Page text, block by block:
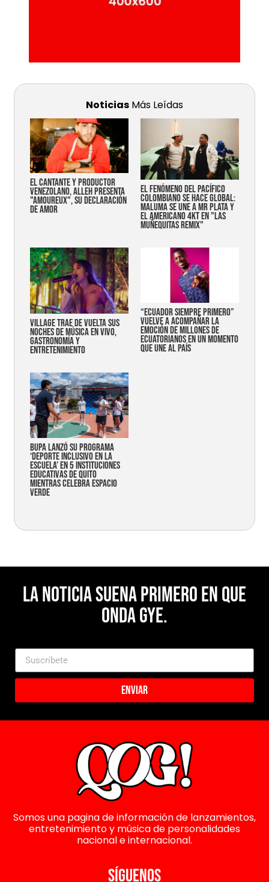
Noticias Más Leídas
EL CANTANTE Y PRODUCTOR
VENEZOLANO, ALLEH PRESENTA
"AMOUREUX", SU DECLARACIÓN
DE AMOR
EL FENÓMENO DEL PACÍFICO
COLOMBIANO SE HACE GLOBAL:
MALUMA SE UNE A MR PLATA Y
EL AMERICANO 4KT EN "LAS
MUÑEQUITAS REMIX"
Village trae de vuelta sus
noches de música en vivo,
gastronomía y
entretenimiento
“Ecuador siempre primero”
vuelve a acompañar la
emoción de millones de
ecuatorianos en un momento
que une al país
Bupa lanzó su programa
‘Deporte Inclusivo en la
Escuela’ en 5 instituciones
educativas de Quito
mientras celebra espacio
verde
La noticia suena primero en Que
Onda Gye.
Enviar
Somos una pagina de información de lanzamientos,
entretenimiento y música de personalidades
nacional e internacional.
SÍGUENOS